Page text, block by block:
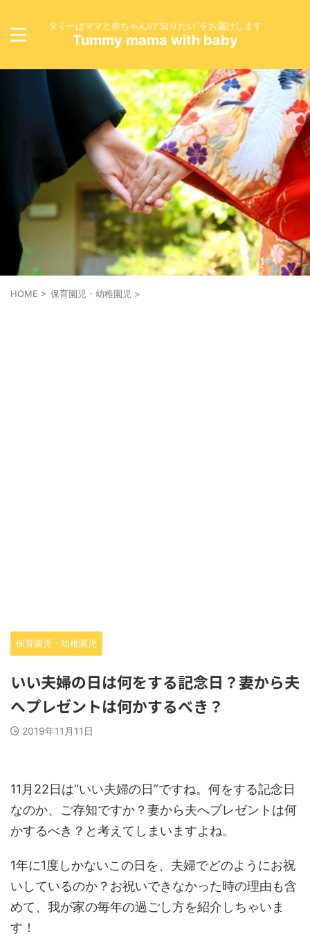
タミーはママと赤ちゃんの”知りたい”をお届けします
Tummy mama with baby
HOME > 保育園児・幼稚園児 >
保育園児・幼稚園児
いい夫婦の日は何をする記念日？妻から夫
へプレゼントは何かするべき？
2019年11月11日
11月22日は“いい夫婦の日”ですね。何をする記念日
なのか、ご存知ですか？妻から夫へプレゼントは何
かするべき？と考えてしまいますよね。
1年に1度しかないこの日を、夫婦でどのようにお祝
いしているのか？お祝いできなかった時の理由も含
めて、我が家の毎年の過ごし方を紹介しちゃいま
す！